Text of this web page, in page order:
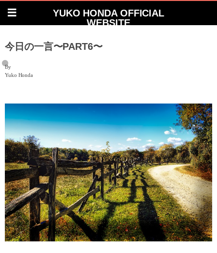
YUKO HONDA OFFICIAL
WEBSITE
今日の一言〜PART6〜
By
Yuko Honda